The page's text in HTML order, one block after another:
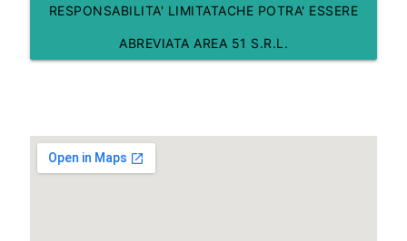
RESPONSABILITA' LIMITATACHE POTRA' ESSERE
ABREVIATA AREA 51 S.R.L.